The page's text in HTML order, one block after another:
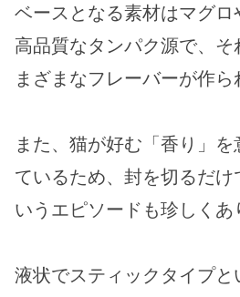
ベースとなる素材はマグロ
高品質なタンパク源で、そ
まざまなフレーバーが作ら
また、猫が好む「香り」
ているため、封を切るだけ
いうエピソードも珍しくあ
液状でスティックタイプと